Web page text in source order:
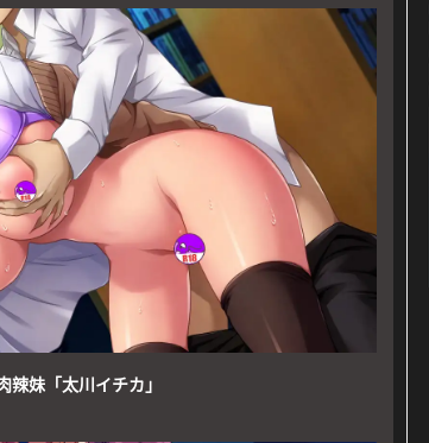
辣妹「太川イチカ」